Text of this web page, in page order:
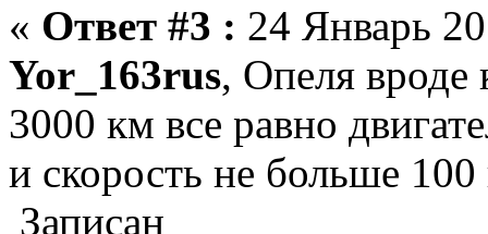
« Ответ #3 : 24 Январь
Yor_163rus, Опеля вроде
3000 км все равно
и скорость не больше
Записан